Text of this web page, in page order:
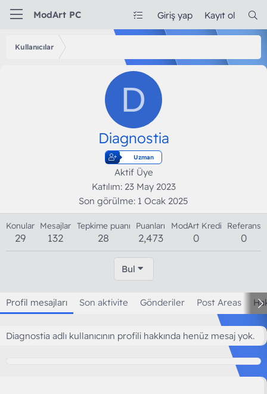
ModArt PC Giriş yap Kayıt ol
Kullanıcılar
D
Diagnostia
Uzman
Aktif Üye
Katılım 23 May 2023
Son görülme 1 Ocak 2025
Konular
29
Mesajlar
132
Tepkime puanı
28
Puanları
2,473
ModArt Kredi
0
Referans
0
Bul
Profil mesajları Son aktivite Gönderiler Post Areas
Diagnostia adlı kullanıcının profili hakkında henüz mesaj yok.